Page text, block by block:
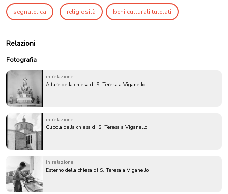
segnaletica religiosità beni culturali tutelati
Relazioni
Fotografia
in relazione
Altare della chiesa di S. Teresa a Viganello
in relazione
Cupola della chiesa di S. Teresa a Viganello
in relazione
Esterno della chiesa di S. Teresa a Viganello